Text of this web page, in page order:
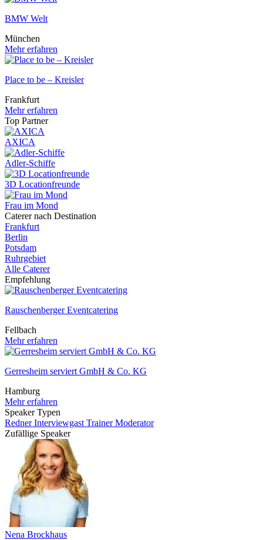
BMW Welt
München
Mehr erfahren
Place to be – Kreisler
Frankfurt
Mehr erfahren
Top Partner
AXICA
Adler-Schiffe
3D Locationfreunde
Frau im Mond
Caterer nach Destination
Frankfurt
Berlin
Potsdam
Ruhrgebiet
Alle Caterer
Empfehlung
Rauschenberger Eventcatering
Fellbach
Mehr erfahren
Gerresheim serviert GmbH & Co. KG
Hamburg
Mehr erfahren
Speaker Typen
RednerInterviewgast TrainerModerator
Zufällige Speaker
Nena Brockhaus